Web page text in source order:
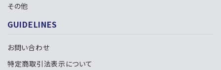
その他
GUIDELINES
お問い合わせ
特定商取引法表示について